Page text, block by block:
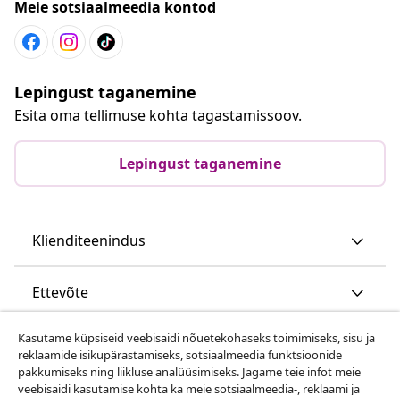
Meie sotsiaalmeedia kontod
Lepingust taganemine
Esita oma tellimuse kohta tagastamissoov.
Lepingust taganemine
Klienditeenindus
Ettevõte
vidaXL
Kasutame küpsiseid veebisaidi nõuetekohaseks toimimiseks, sisu ja
reklaamide isikupärastamiseks, sotsiaalmeedia funktsioonide
pakkumiseks ning liikluse analüüsimiseks. Jagame teie infot meie
veebisaidi kasutamise kohta ka meie sotsiaalmeedia-, reklaami ja